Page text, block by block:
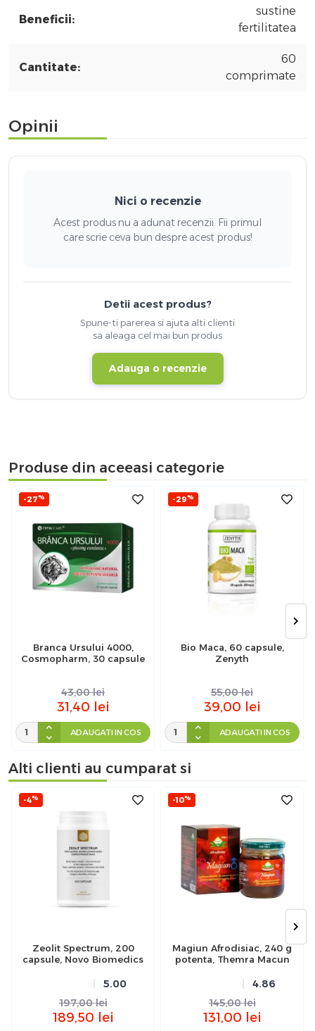
Beneficii:
sustine
fertilitatea
Cantitate:
60
comprimate
Opinii
Nici o recenzie
Acest produs nu a adunat recenzii. Fii primul
care scrie ceva bun despre acest produs!
Detii acest produs?
Spune-ti parerea si ajuta alti clienti
sa aleaga cel mai bun produs
Adauga o recenzie
Produse din aceeasi categorie
-27%
Branca Ursului 4000,
Cosmopharm, 30 capsule
43,00 lei
31,40 lei
ADAUGATI IN COS
-29%
Bio Maca, 60 capsule,
Zenyth
55,00 lei
39,00 lei
ADAUGATI IN COS
Alti clienti au cumparat si
-4%
Zeolit Spectrum, 200
capsule, Novo Biomedics
5.00
197,00 lei
189,50 lei
-10%
Magiun Afrodisiac, 240 g
potenta, Themra Macun
4.86
145,00 lei
131,00 lei